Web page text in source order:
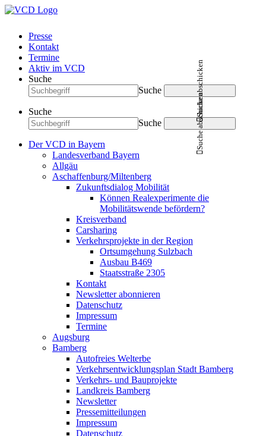
Presse
Kontakt
Termine
Aktiv im VCD
Suche
Suche
Suche abschicken
Suche
Suche
Suche abschicken
Der VCD in Bayern
Landesverband Bayern
Allgäu
Aschaffenburg/Miltenberg
Zukunftsdialog Mobilität
Können Realexperimente die
Mobilitätswende befördern?
Kreisverband
Carsharing
Verkehrsprojekte in der Region
Ortsumgehung Sulzbach
Ausbau B469
Staatsstraße 2305
Kontakt
Newsletter abonnieren
Datenschutz
Impressum
Termine
Augsburg
Bamberg
Autofreies Welterbe
Verkehrsentwicklungsplan Stadt Bamberg
Verkehrs- und Bauprojekte
Landkreis Bamberg
Newsletter
Pressemitteilungen
Impressum
Datenschutz